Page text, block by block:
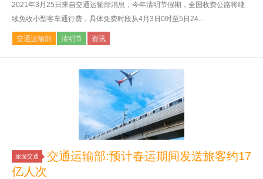
2021年3月25日来自交通运输部消息，今年清明节假期，全国收费公路将继
续免收小型客车通行费，具体免费时段从4月3日0时至5日24...
交通运输部 清明节 资讯
旅游交通
交通运输部:预计春运期间发送旅客约17
亿人次